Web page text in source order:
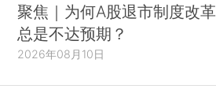
聚焦｜为何A股退市制度改革
总是不达预期？
2026年08月10日